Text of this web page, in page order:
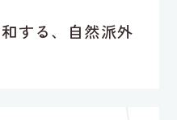
する、自然派外